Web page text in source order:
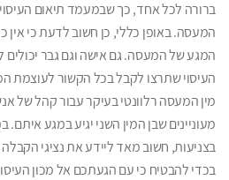
ברורה לכל אחד, כך שבמעמד תיאום
המעסה. באופן כללי, כן חשוב לדעת כי אין
המגע של המעסה. גם אישה וגם גבר
העיסוי שתרצו לקבל בכל הקשור לעוצמת
מין המעסה רלוונטי בעיקר עבור קהל של
מעוניינים שבן המין השני יגיע במגע
בצניעות, חשוב מאד ליידע את נציגי
בכדי להבטיח כי עם הגעתכם אל מכון